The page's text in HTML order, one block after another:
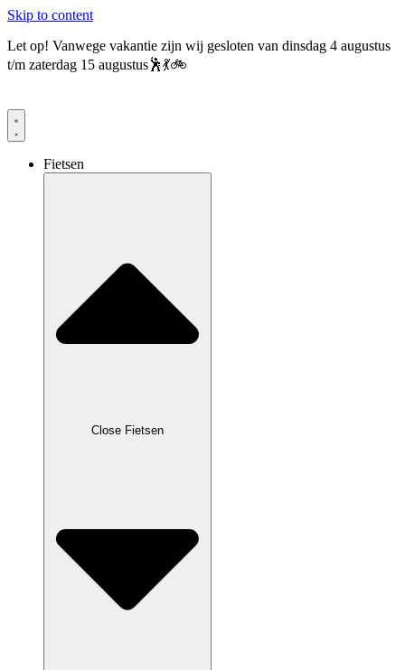
Skip to content
Let op! Vanwege vakantie zijn wij gesloten van dinsdag 4 augustus
t/m zaterdag 15 augustus🕺💃🚲
Fietsen
Close Fietsen